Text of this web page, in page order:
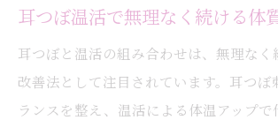
耳つぼ温活で無理なく続ける体
耳つぼと温活の組み合わせは、無理なく
改善法として注目されています。耳つぼ
ランスを整え、温活による体温アップで